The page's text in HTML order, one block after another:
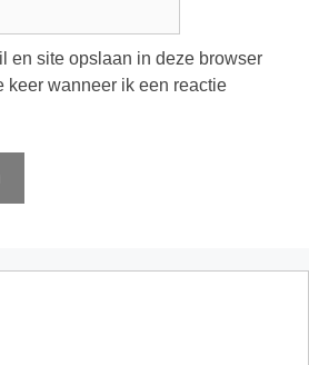
en site opslaan in deze browser
keer wanneer ik een reactie